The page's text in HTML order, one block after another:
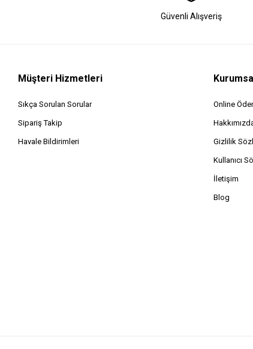
Güvenli Alışveriş
Müşteri Hizmetleri
Sıkça Sorulan Sorular
Sipariş Takip
Havale Bildirimleri
Online
Gizlilik
Kullanıcı
İletişim
Blog